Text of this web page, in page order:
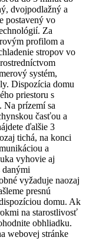
dvojpodlažný a
postavený vo
Za
profilom a
stropov vo
systém,
Dispozícia domu
priestoru s
Na prízemí sa
časťou a
ďalšie 3
tichá, na konci
a
vyhovie aj
danými
vyžaduje naozaj
presnú
domu. Ak
na starostlivosť
obhliadku.
webovej stránke